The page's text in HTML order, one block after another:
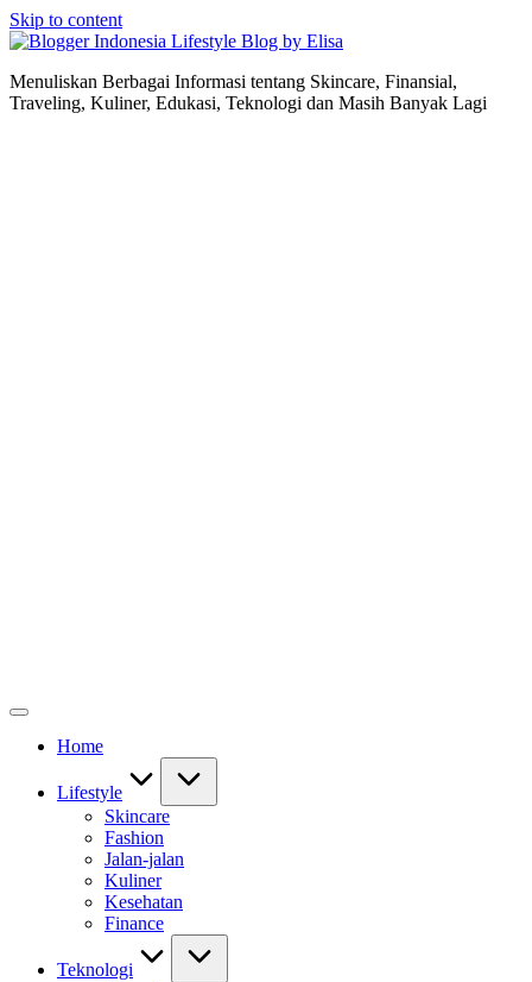
Skip to content
Lifestyle Blog by Elisa
Menuliskan Berbagai Informasi tentang Skincare, Finansial,
Traveling, Kuliner, Edukasi, Teknologi dan Masih Banyak Lagi
Home
Lifestyle
Skincare
Fashion
Jalan-jalan
Kuliner
Kesehatan
Finance
Teknologi